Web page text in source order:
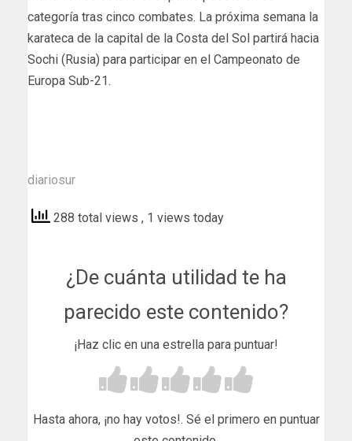
categoría tras cinco combates. La próxima semana la
karateca de la capital de la Costa del Sol partirá hacia
Sochi (Rusia) para participar en el Campeonato de
Europa Sub-21.
diariosur
288 total views , 1 views today
¿De cuánta utilidad te ha
parecido este contenido?
¡Haz clic en una estrella para puntuar!
Hasta ahora, ¡no hay votos!. Sé el primero en puntuar